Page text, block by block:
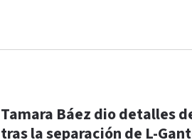
Tamara Báez dio detalles
tras la separación de L-